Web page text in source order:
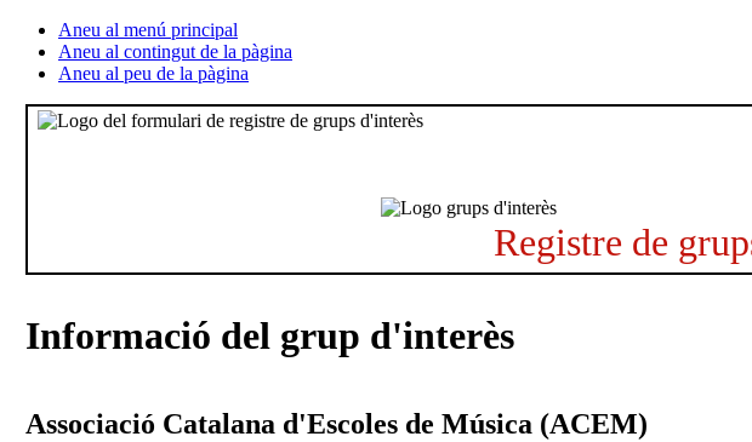
Aneu al menú principal
Aneu al contingut de la pàgina
Aneu al peu de la pàgina
Registre de
Informació del grup d'interès
Associació Catalana d'Escoles de Música (ACEM)